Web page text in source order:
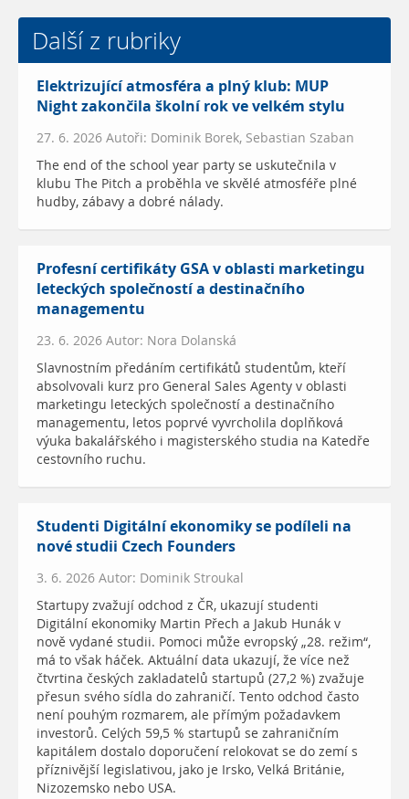
Další z rubriky
Elektrizující atmosféra a plný klub: MUP
Night zakončila školní rok ve velkém stylu
27. 6. 2026 Autoři: Dominik Borek, Sebastian Szaban
The end of the school year party se uskutečnila v
klubu The Pitch a proběhla ve skvělé atmosféře plné
hudby, zábavy a dobré nálady.
Profesní certifikáty GSA v oblasti marketingu
leteckých společností a destinačního
managementu
23. 6. 2026 Autor: Nora Dolanská
Slavnostním předáním certifikátů studentům, kteří
absolvovali kurz pro General Sales Agenty v oblasti
marketingu leteckých společností a destinačního
managementu, letos poprvé vyvrcholila doplňková
výuka bakalářského i magisterského studia na Katedře
cestovního ruchu.
Studenti Digitální ekonomiky se podíleli na
nové studii Czech Founders
3. 6. 2026 Autor: Dominik Stroukal
Startupy zvažují odchod z ČR, ukazují studenti
Digitální ekonomiky Martin Přech a Jakub Hunák v
nově vydané studii. Pomoci může evropský „28. režim“,
má to však háček. Aktuální data ukazují, že více než
čtvrtina českých zakladatelů startupů (27,2 %) zvažuje
přesun svého sídla do zahraničí. Tento odchod často
není pouhým rozmarem, ale přímým požadavkem
investorů. Celých 59,5 % startupů se zahraničním
kapitálem dostalo doporučení relokovat se do zemí s
příznivější legislativou, jako je Irsko, Velká Británie,
Nizozemsko nebo USA.